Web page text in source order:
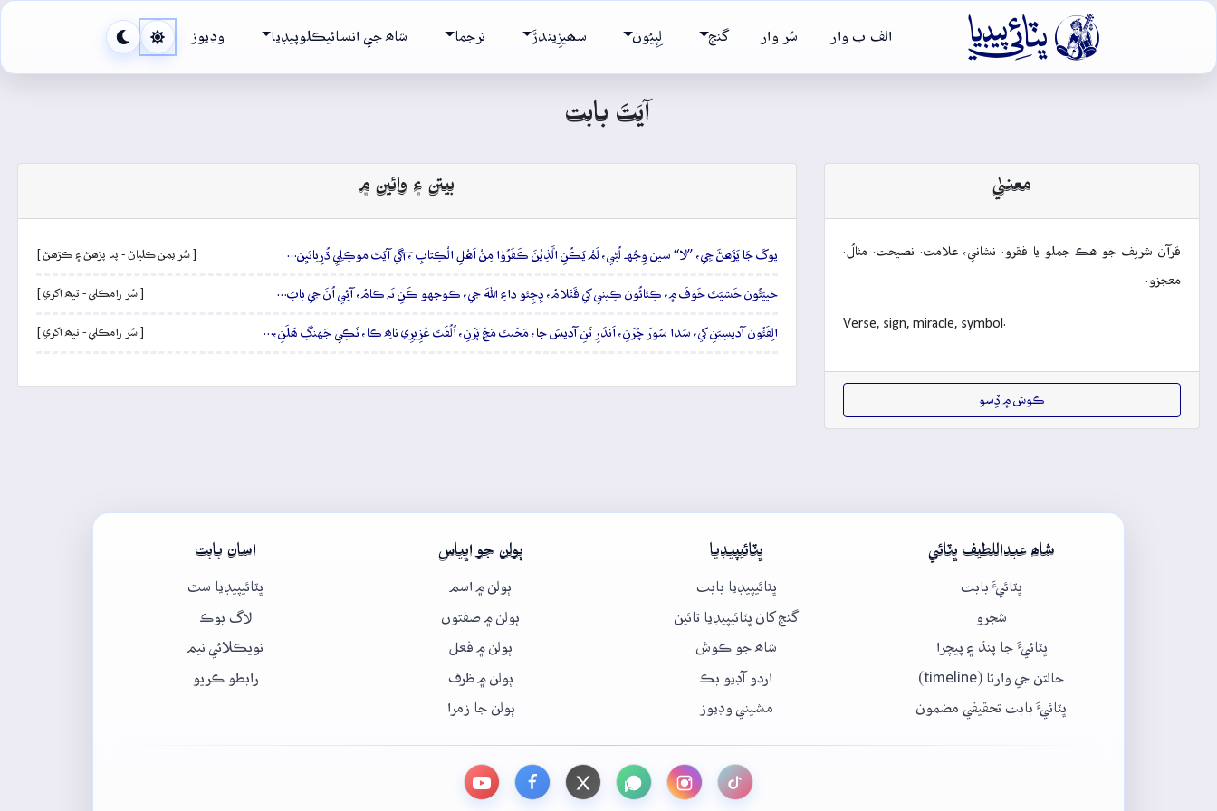
 الف ب وار سُر وار گنج لِپِيُون سھيڙِيندڙَ ترجما شاھ جي انسائيڪلوپيڊيا وڊيوز
آيَتَ بابت
معنيٰ
قرآن شريف جو هڪ جملو يا فقرو. نشاني، علامت. نصيحت. مثالُ.
معجزو.
Verse, sign, miracle, symbol.
ڪوش ۾ ڏِسو
بيتن ۽ وائين ۾
پوکَ جَا پَڙَهڻَ جِي، ”لا“ سين وِجُهہ لُڻِي، لَمْ یَڪُنِ الَّذِیْنَ ڪَفَرُوْا مِنْ اَهْلِ الْڪِتابِ ، آگي آيَتَ موڪِلِيِ ڌُرِيائيِن… [ سُر يمن ڪلياڻ - پنا پڙهڻ ۽ ڪڙهڻ ]
خييَئُون خَشيَتَ خَوفَ ۾، ڪِئائُون ڪِيني کي قَتَلامُ، ڊِڄِئو ڊاءِ اللهَ جي، ڪوجهو ڪَنِ نَہ ڪامُ، آئِي اُنَ جي بابَ… [ سُر رامڪلي - ٽيھ اکري ]
الِفَئُون آديسِيَنِ کي، سَدا سُورَ چُرَنِ، اَندَرِ تَنِ آديسَ جا، مَحَبتَ مَچَ ٻَرَنِ، اُلُفَتَ عَزِيرِي ناھِ ڪا، نَڪِي جَهنگِ ھَلَنِ،… [ سُر رامڪلي - ٽيھ اکري ]
شاھ عبداللطيف ڀٽائي
ڀٽائيءَ بابت
شجرو
ڀٽائيءَ جا پنڌ ۽ پيچرا
حالتن جي وارتا (timeline)
ڀٽائيءَ بابت تحقيقي مضمون
ڀٽائيپيڊيا
ڀٽائيپيڊيا بابت
گنج کان ڀٽائيپيڊيا تائين
شاھ جو ڪوش
اردو آڊيو بڪ
مشيني وڊيوز
ٻولن جو اڀياس
ٻولن ۾ اسم
ٻولن ۾ صفتون
ٻولن ۾ فعل
ٻولن ۾ ظرف
ٻولن جا زمرا
اسان بابت
ڀٽائيپيڊيا سٿ
لاگ بوڪ
نويڪلائي نيم
رابطو ڪريو